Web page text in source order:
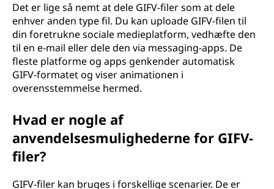
Det er lige så nemt at dele GIFV-filer som at dele
enhver anden type fil. Du kan uploade GIFV-filen til
din foretrukne sociale medieplatform, vedhæfte den
til en e-mail eller dele den via messaging-apps. De
fleste platforme og apps genkender automatisk
GIFV-formatet og viser animationen i
overensstemmelse hermed.
Hvad er nogle af
anvendelsesmulighederne for GIFV-
filer?
GIFV-filer kan bruges i forskellige scenarier. De er